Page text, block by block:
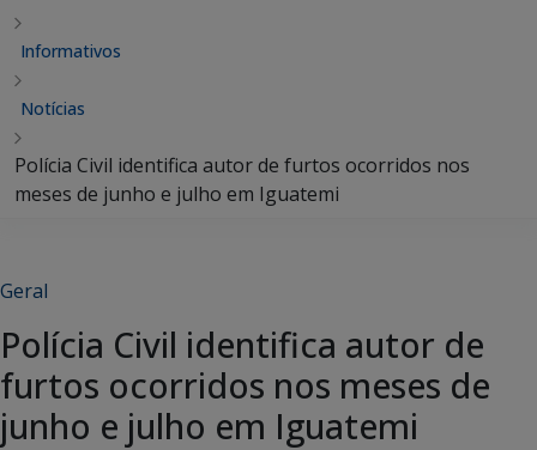
Informativos
Notícias
Polícia Civil identifica autor de furtos ocorridos nos
meses de junho e julho em Iguatemi
Geral
Polícia Civil identifica autor de
furtos ocorridos nos meses de
junho e julho em Iguatemi